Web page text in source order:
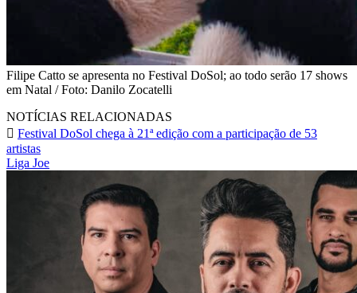
Filipe Catto se apresenta no Festival DoSol; ao todo serão 17 shows
em Natal / Foto: Danilo Zocatelli
NOTÍCIAS RELACIONADAS
Festival DoSol chega à 21ª edição com a participação de 53
artistas
Liga Joe